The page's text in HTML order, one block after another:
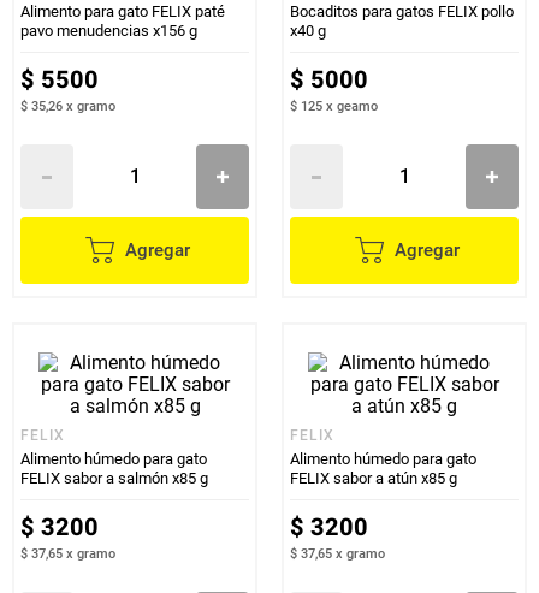
Alimento para gato FELIX paté
pavo menudencias x156 g
$ 5500
$ 35,26 x gramo
Agregar
Bocaditos para gatos FELIX pollo
x40 g
$ 5000
$ 125 x geamo
Agregar
FELIX
Alimento húmedo para gato
FELIX sabor a salmón x85 g
$ 3200
$ 37,65 x gramo
FELIX
Alimento húmedo para gato
FELIX sabor a atún x85 g
$ 3200
$ 37,65 x gramo